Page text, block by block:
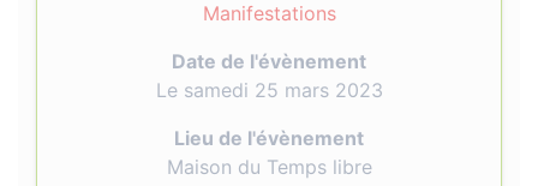
Manifestations
Date de l'évènement
Le samedi 25 mars 2023
Lieu de l'évènement
Maison du Temps libre